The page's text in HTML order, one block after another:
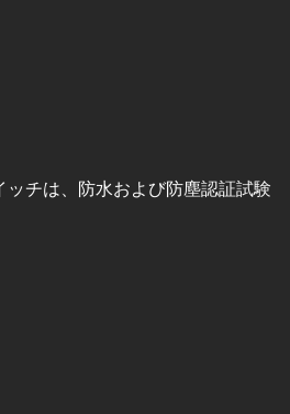
チは、防水および防塵認証試験